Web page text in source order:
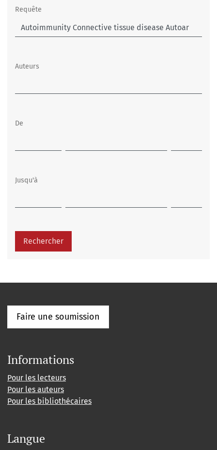
Requête
Auteurs
De
Jusqu'à
Rechercher
Faire une soumission
Informations
Pour les lecteurs
Pour les auteurs
Pour les bibliothécaires
Langue